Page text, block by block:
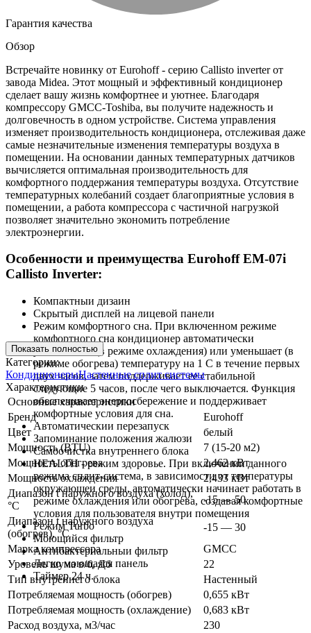
Гарантия качества
Обзор
Встречайте новинку от Eurohoff - серию Callisto inverter от
завода Midea. Этот мощный и эффективный кондиционер
сделает вашу жизнь комфортнее и уютнее. Благодаря
компрессору GMCC-Toshiba, вы получите надежность и
долговечность в одном устройстве. Система управления
изменяет производительность кондиционера, отслеживая даже
самые незначительные изменения температуры воздуха в
помещении. На основании данных температурных датчиков
вычисляется оптимальная производительность для
комфортного поддержания температуры воздуха. Отсутствие
температурных колебаний создает благоприятные условия в
помещении, а работа компрессора с частичной нагрузкой
позволяет значительно экономить потребление
электроэнергии.
Особенности и преимущества Eurohoff EM-07i
Callisto Inverter:
Компактныи дизаин
Скрытый дисплей на лицевой панели
Режим комфортного сна. При включенном режиме
комфортного сна кондиционер автоматически
увеличивает (в режиме охлаждения) или уменьшает (в
режиме обогрева) температуру на 1 С в течение первых
двух часов, затем поддерживает ее стабильной
следующие 5 часов, после чего выключается. Функция
обеспечивает энергосбережение и поддерживает
комфортные условия для сна.
Автоматическии перезапуск
Запоминание положения жалюзи
Самоочистка внутреннего блока
HEALTH - режим здоровье. При включении данного
режима сплит-система, в зависимости от температуры
окружающеи среды, автоматически начинает работать в
режиме охлаждения или обогрева, создавая комфортные
условия для пользователя внутри помещения
Режим Turbo
Моющийся фильтр
Антибактериальныи фильтр
Легко моющаяся панель
Таймер 24 ч.
Показать полностью
Категории:
КондиционерыНастенные сплит системы
Характеристики
Основные характеристики
Бренд
Eurohoff
Цвет
белый
Мощность (BTU)
7 (15-20 м2)
Мощность обогрева
2,462 кВт
Мощность охлаждения
2,433 кВт
Диапазон t наружного воздуха (холод),
°C
-15 — 50
Диапазон t наружного воздуха
(обогрев), °C
-15 — 30
Марка компрессора
GMCC
Уровень шума в/б, Дб
22
Тип внутреннего блока
Настенный
Потребляемая мощность (обогрев)
0,655 кВт
Потребляемая мощность (охлаждение)
0,683 кВт
Расход воздуха, м3/час
230